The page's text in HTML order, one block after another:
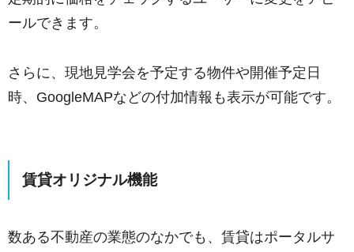
ールできます。
さらに、現地見学会を予定する物件や開催予定日
時、GoogleMAPなどの付加情報も表示が可能です。
賃貸オリジナル機能
数ある不動産の業態のなかでも、賃貸はポータルサ